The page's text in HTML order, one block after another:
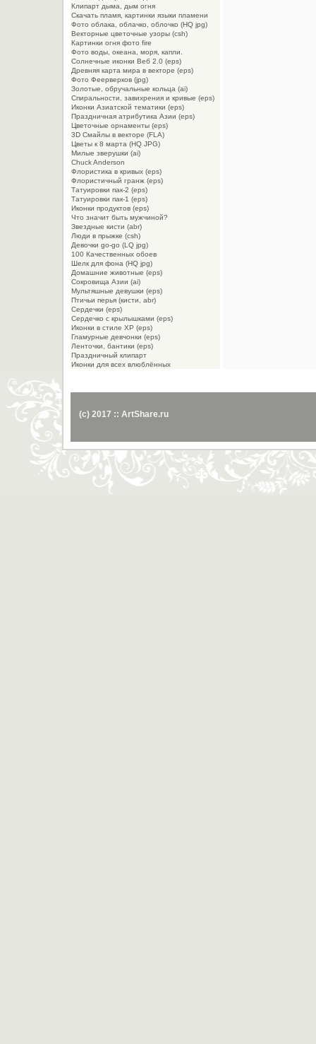
Клипарт дыма, дым огня
Cкачать пламя, картинки языки пламени
Фото облака, облачко, облочко (HQ jpg)
Векторные цветочные узоры (csh)
Картинки огня фото fire
Фото воды, океана, моря, капли.
Солнечные иконки Веб 2.0 (eps)
Древняя карта мира в векторе (eps)
Фото Феерверков (jpg)
Золотые, обручальные кольца (ai)
Спиральности, завихрения и кривые (eps)
Иконки Азиатской тематики (eps)
Праздничная атрибутика Азии (eps)
Цветочные орнаменты (eps)
3D Смайлы в векторе (FLA)
Цветы к 8 марта (HQ JPG)
Милые зверушки (ai)
Chuck Anderson
Флористика в кривых (eps)
Флористичный гранж (eps)
Татуировки пак-2 (eps)
Татуировки пак-1 (eps)
Иконки продуктов (eps)
Что значит быть мужчиной?
Звездные кисти (abr)
Люди в прыжке (csh)
Девочки go-go (LQ jpg)
100 Качественных обоев
Шелк для фона (HQ jpg)
Домашние животные (eps)
Сокровища Азии (ai)
Мультяшные девушки (eps)
Птичьи перья (кисти, abr)
Сердечки (eps)
Сердечко с крылышками (eps)
Иконки в стиле XP (eps)
Гламурные девчонки (eps)
Ленточки, бантики (eps)
Праздничный клипарт
Иконки для всех влюблённых
(c) 2017 :: ArtShare.ru